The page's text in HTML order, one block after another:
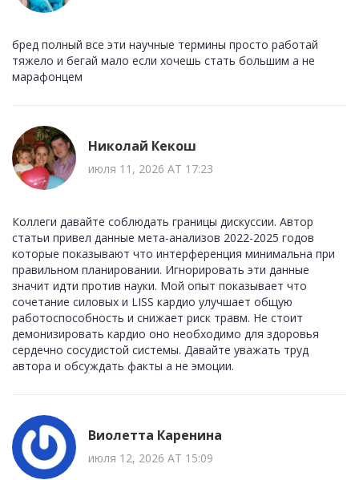
бред полный все эти научные термины просто работай
тяжело и бегай мало если хочешь стать большим а не
марафонцем
Николай Кекош
июля 11, 2026 AT 17:23
Коллеги давайте соблюдать границы дискуссии. Автор
статьи привел данные мета-анализов 2022-2025 годов
которые показывают что интерференция минимальна при
правильном планировании. Игнорировать эти данные
значит идти против науки. Мой опыт показывает что
сочетание силовых и LISS кардио улучшает общую
работоспособность и снижает риск травм. Не стоит
демонизировать кардио оно необходимо для здоровья
сердечно сосудистой системы. Давайте уважать труд
автора и обсуждать факты а не эмоции.
Виолетта Каренина
июля 12, 2026 AT 15:09